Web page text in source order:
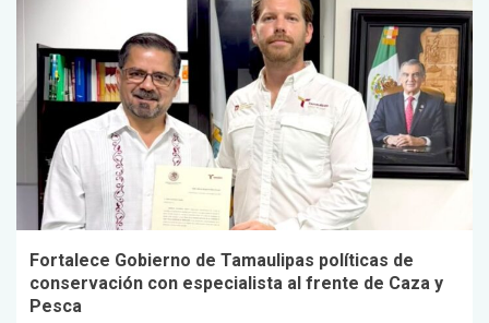
Fortalece Gobierno de Tamaulipas políticas de
conservación con especialista al frente de Caza y
Pesca